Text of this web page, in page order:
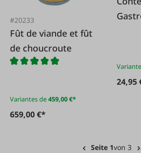
#20233
Fût de viande et fût
de choucroute
Variantes de459,00 €*
659,00 €*
24,95
Seite 1von 3